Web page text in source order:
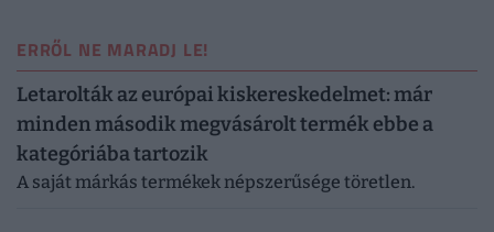
ERRŐL NE MARADJ LE!
Letarolták az európai kiskereskedelmet: már
minden második megvásárolt termék ebbe a
kategóriába tartozik
A saját márkás termékek népszerűsége töretlen.